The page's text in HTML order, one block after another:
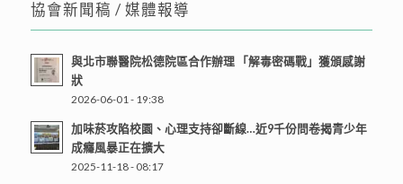
協會新聞稿 / 媒體報導
與北市聯醫院松德院區合作辦理 「解毒密碼戰」獲頒感謝
狀
2026-06-01 - 19:38
加味菸攻陷校園、心理支持卻斷線…近9千份問卷揭青少年
成癮風暴正在擴大
2025-11-18 - 08:17